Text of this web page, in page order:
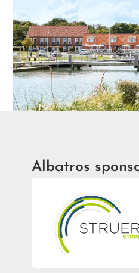
Albatros